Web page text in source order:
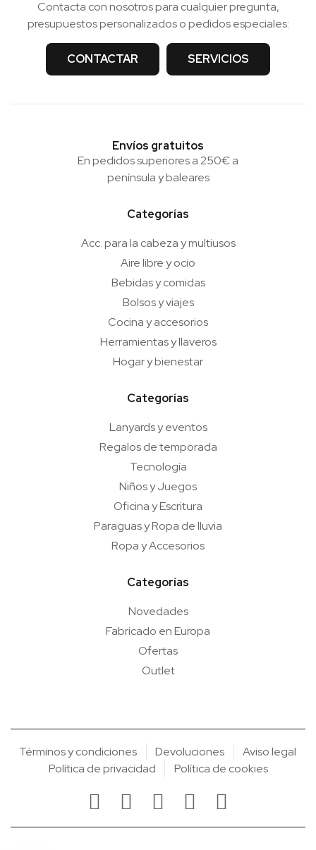
Contacta con nosotros para cualquier pregunta,
presupuestos personalizados o pedidos especiales:
CONTACTAR SERVICIOS
Envíos gratuitos
En pedidos superiores a 250€ a
península y baleares
Categorías
Acc. para la cabeza y multiusos
Aire libre y ocio
Bebidas y comidas
Bolsos y viajes
Cocina y accesorios
Herramientas y llaveros
Hogar y bienestar
Categorías
Lanyards y eventos
Regalos de temporada
Tecnología
Niños y Juegos
Oficina y Escritura
Paraguas y Ropa de lluvia
Ropa y Accesorios
Categorías
Novedades
Fabricado en Europa
Ofertas
Outlet
Términos y condiciones Devoluciones
Aviso legal
Política de privacidad
Política de cookies